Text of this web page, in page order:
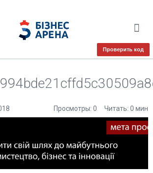
Проверить код
Читать: 0 мин
Просмотры: 0